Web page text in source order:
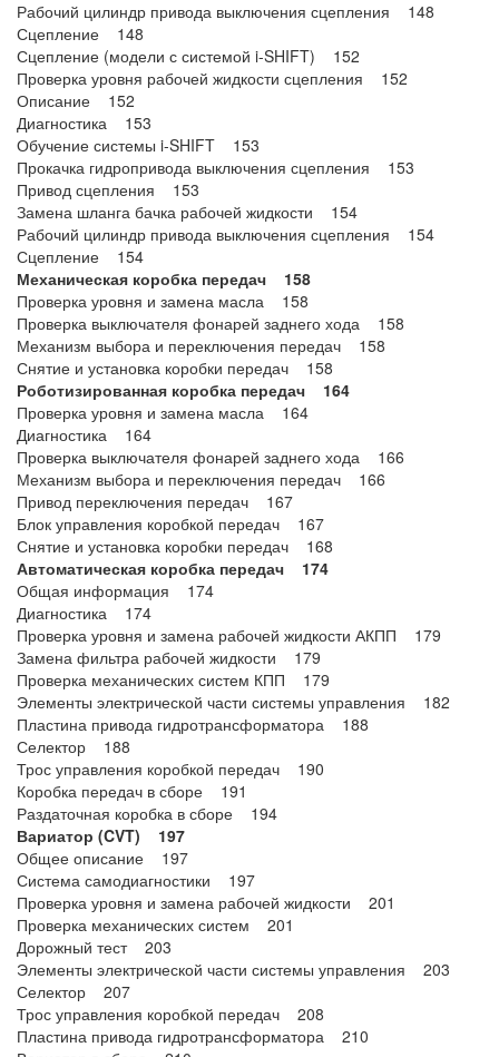
Рабочий цилиндр привода выключения сцепления 148
Сцепление 148
Сцепление (модели с системой i-SHIFT) 152
Проверка уровня рабочей жидкости сцепления 152
Описание 152
Диагностика 153
Обучение системы i-SHIFT 153
Прокачка гидропривода выключения сцепления 153
Привод сцепления 153
Замена шланга бачка рабочей жидкости 154
Рабочий цилиндр привода выключения сцепления 154
Сцепление 154
Механическая коробка передач 158
Проверка уровня и замена масла 158
Проверка выключателя фонарей заднего хода 158
Механизм выбора и переключения передач 158
Снятие и установка коробки передач 158
Роботизированная коробка передач 164
Проверка уровня и замена масла 164
Диагностика 164
Проверка выключателя фонарей заднего хода 166
Механизм выбора и переключения передач 166
Привод переключения передач 167
Блок управления коробкой передач 167
Снятие и установка коробки передач 168
Автоматическая коробка передач 174
Общая информация 174
Диагностика 174
Проверка уровня и замена рабочей жидкости АКПП 179
Замена фильтра рабочей жидкости 179
Проверка механических систем КПП 179
Элементы электрической части системы управления 182
Пластина привода гидротрансформатора 188
Селектор 188
Трос управления коробкой передач 190
Коробка передач в сборе 191
Раздаточная коробка в сборе 194
Вариатор (CVT) 197
Общее описание 197
Система самодиагностики 197
Проверка уровня и замена рабочей жидкости 201
Проверка механических систем 201
Дорожный тест 203
Элементы электрической части системы управления 203
Селектор 207
Трос управления коробкой передач 208
Пластина привода гидротрансформатора 210